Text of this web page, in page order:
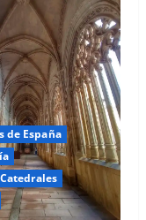
de España